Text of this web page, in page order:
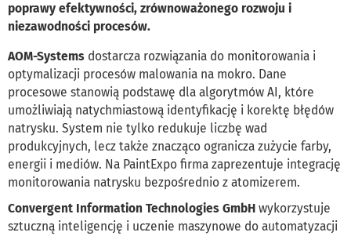
poprawy efektywności, zrównoważonego rozwoju i
niezawodności procesów.
AOM-Systems dostarcza rozwiązania do monitorowania i
optymalizacji procesów malowania na mokro. Dane
procesowe stanowią podstawę dla algorytmów AI, które
umożliwiają natychmiastową identyfikację i korektę błędów
natrysku. System nie tylko redukuje liczbę wad
produkcyjnych, lecz także znacząco ogranicza zużycie farby,
energii i mediów. Na PaintExpo firma zaprezentuje integrację
monitorowania natrysku bezpośrednio z atomizerem.
Convergent Information Technologies GmbH wykorzystuje
sztuczną inteligencję i uczenie maszynowe do automatyzacji